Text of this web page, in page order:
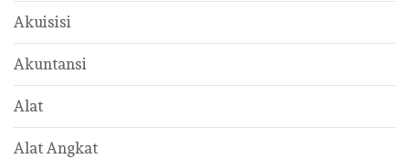
Akuisisi
Akuntansi
Alat
Alat Angkat